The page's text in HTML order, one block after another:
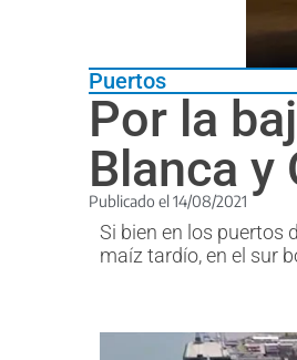
Puertos
Por la
Blanca y
Publicado el 14/08/2021
Si bien en los puertos
maíz tardío, en el sur